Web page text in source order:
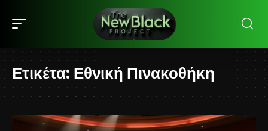
Ετικέτα: Εθνική Πινακοθήκη